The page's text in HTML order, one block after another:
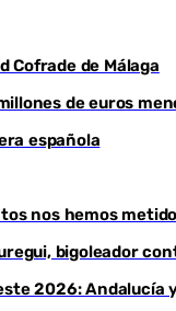
Cofrade de Málaga
de euros
española
nos hemos
bigoleador
2026: